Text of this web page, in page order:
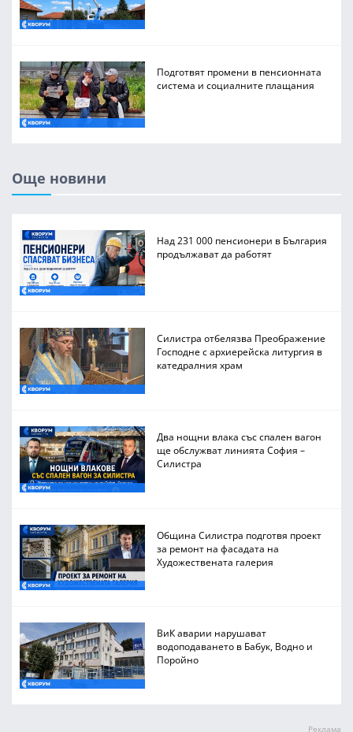
Подготвят промени в пенсионната
система и социалните плащания
Още новини
Над 231 000 пенсионери в България
продължават да работят
Силистра отбелязва Преображение
Господне с архиерейска литургия в
катедралния храм
Два нощни влака със спален вагон
ще обслужват линията София –
Силистра
Община Силистра подготвя проект
за ремонт на фасадата на
Художествената галерия
ВиК аварии нарушават
водоподаването в Бабук, Водно и
Поройно